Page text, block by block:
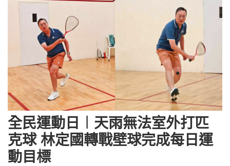
全民運動日︱天雨無法室外打匹
克球 林定國轉戰壁球完成每日運
動目標